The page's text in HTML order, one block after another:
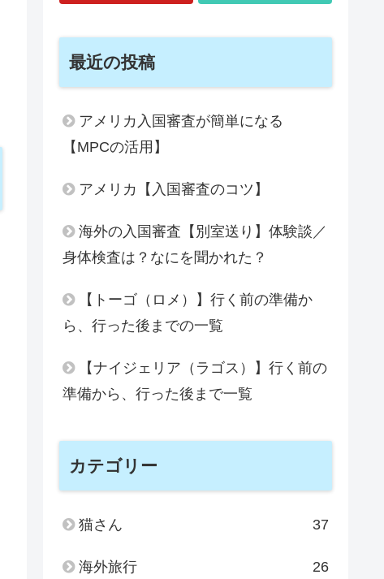
最近の投稿
アメリカ入国審査が簡単になる
【MPCの活用】
アメリカ【入国審査のコツ】
海外の入国審査【別室送り】体験談／
身体検査は？なにを聞かれた？
【トーゴ（ロメ）】行く前の準備か
ら、行った後までの一覧
【ナイジェリア（ラゴス）】行く前の
準備から、行った後まで一覧
カテゴリー
猫さん 37
海外旅行 26